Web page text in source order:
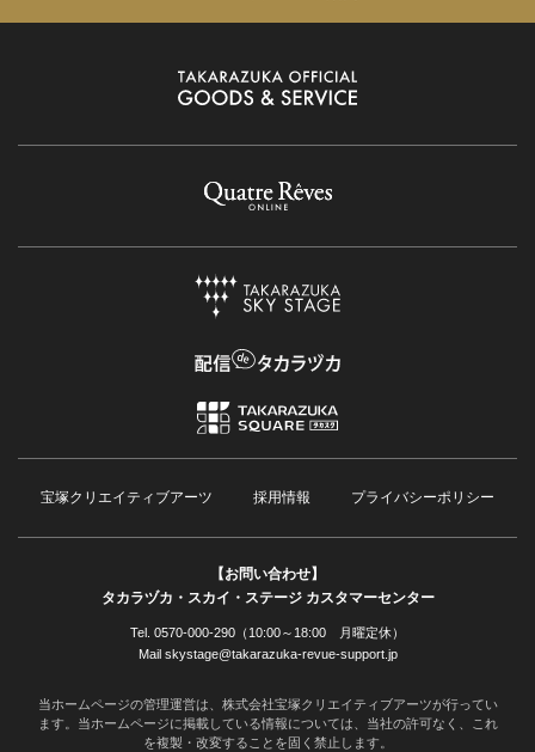
宝塚クリエイティブアーツ 採用情報 プライバシーポリシー
【お問い合わせ】
タカラヅカ・スカイ・ステージ カスタマーセンター
Tel. 0570-000-290（10:00～18:00 月曜定休）
Mail skystage@takarazuka-revue-support.jp
当ホームページの管理運営は、株式会社宝塚クリエイティブアーツが行ってい
ます。当ホームページに掲載している情報については、当社の許可なく、これ
を複製・改変することを固く禁止します。